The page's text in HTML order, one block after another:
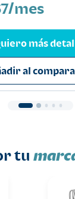
mes
más
al
tu